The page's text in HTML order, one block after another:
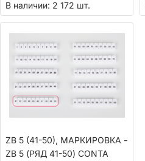
В наличии: 2 172 шт.
ZB 5 (41-50), МАРКИРОВКА -
ZB 5 (РЯД 41-50) CONTA